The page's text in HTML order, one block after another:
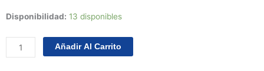
Disponibilidad: 13 disponibles
Juego
Añadir Al Carrito